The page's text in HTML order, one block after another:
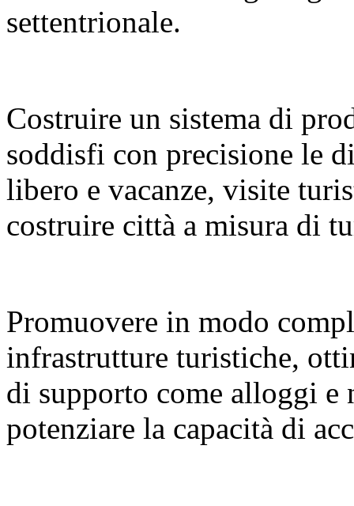
settentrionale.
Costruire un sistema di
soddisfi con precisione le
libero e vacanze, visite
costruire città a misura di
Promuovere in modo
infrastrutture turistiche,
di supporto come alloggi e
potenziare la capacità di